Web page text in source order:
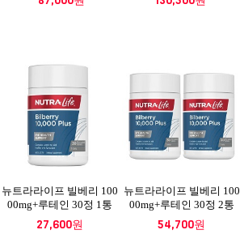
뉴트라라이프 빌베리 100
00mg+루테인 30정 1통
27,600원
뉴트라라이프 빌베리 100
00mg+루테인 30정 2통
54,700원